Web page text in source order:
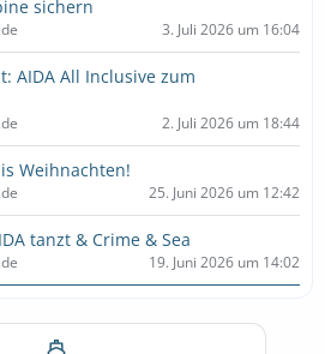
sichern
3. Juli 2026 um 16:04
AIDA All Inclusive zum
2. Juli 2026 um 18:44
Weihnachten!
25. Juni 2026 um 12:42
tanzt & Crime & Sea
19. Juni 2026 um 14:02